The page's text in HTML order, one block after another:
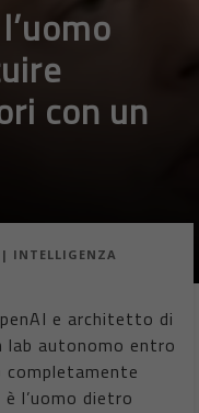
con un
| INTELLIGENZA
e architetto di
lab autonomo entro
l’uomo dietro